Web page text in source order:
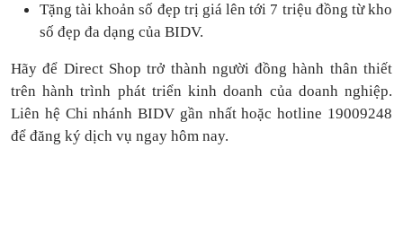
Tặngtài khoản số đẹp trị giá lên tới 7 triệu đồng từ kho
số đẹp đa dạng của BIDV.
Hãy để Direct Shop trở thành người đồng hành thân thiết
trên hành trình phát triển kinh doanh của doanh nghiệp.
Liên hệ Chi nhánh BIDV gần nhất hoặc hotline 19009248
để đăng ký dịch vụ ngay hôm nay.